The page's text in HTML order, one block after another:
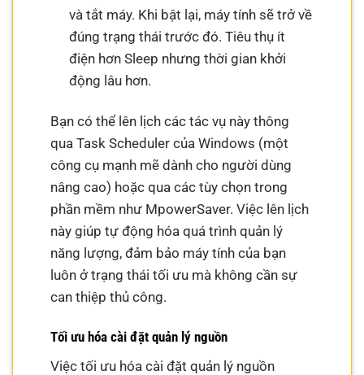
và tắt máy. Khi bật lại, máy tính sẽ trở về
đúng trạng thái trước đó. Tiêu thụ ít
điện hơn Sleep nhưng thời gian khởi
động lâu hơn.
Bạn có thể lên lịch các tác vụ này thông
qua Task Scheduler của Windows (một
công cụ mạnh mẽ dành cho người dùng
nâng cao) hoặc qua các tùy chọn trong
phần mềm như MpowerSaver. Việc lên lịch
này giúp tự động hóa quá trình quản lý
năng lượng, đảm bảo máy tính của bạn
luôn ở trạng thái tối ưu mà không cần sự
can thiệp thủ công.
Tối ưu hóa cài đặt quản lý nguồn
Việc tối ưu hóa cài đặt quản lý nguồn